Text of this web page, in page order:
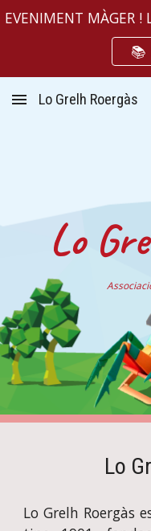
📚
Lo Grelh Roergàs
Lo
Lo
Lo Grelh Roergàs